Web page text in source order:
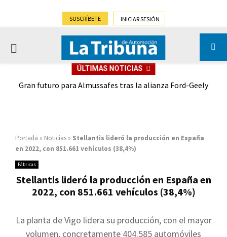
SUSCRÍBETE INICIAR SESIÓN
PRIMARY
ÚLTIMAS NOTICIAS
Gran futuro para Almussafes tras la alianza Ford-Geely
Portada » Noticias » Stellantis lideró la producción en España
en 2022, con 851.661 vehículos (38,4%)
Fábricas
Stellantis lideró la producción en España en
2022, con 851.661 vehículos (38,4%)
La planta de Vigo lidera su producción, con el mayor
volumen, concretamente 404.585 automóviles